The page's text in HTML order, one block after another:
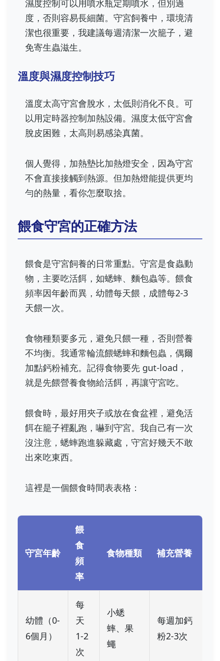
濕度控制可以用噴水瓶定期噴水，但別過
度，否則容易長細菌。守宮飼養中，環境清
潔也很重要，我建議每週清潔一次籠子，避
免寄生蟲滋生。
溫度與濕度控制技巧
溫度太高守宮會脫水，太低則消化不良。可
以用定時器控制加熱設備。濕度太低守宮會
脫皮困難，太高則易感染真菌。
個人覺得，加熱墊比加熱燈安全，因為守宮
不會直接接觸到熱源。但加熱燈能提供更均
勻的熱量，看你怎麼取捨。
餵食守宮的正確方法
餵食是守宮飼養的日常重點。守宮是食蟲動
物，主要吃活餌，如蟋蟀、麵包蟲等。餵食
頻率因年齡而異，幼體每天餵，成體每2-3
天餵一次。
食物種類要多元，避免只餵一種，否則營養
不均衡。我通常輪流餵蟋蟀和麵包蟲，偶爾
加點鈣粉補充。記得食物要先 gut-load，
就是先餵營養食物給活餌，再讓守宮吃。
餵食時，最好用夾子或放在食盆裡，避免活
餌在籠子裡亂跑，嚇到守宮。我自己有一次
沒注意，蟋蟀跑進躲藏處，守宮好幾天不敢
出來吃東西。
這裡是一個餵食時間表表格：
守宮年齡
餵
食
頻
率
食物種類 補充營養
幼體（0-
6個月）
每
天
1-2
次
小蟋
蟀、果
蠅
每週加鈣
粉2-3次